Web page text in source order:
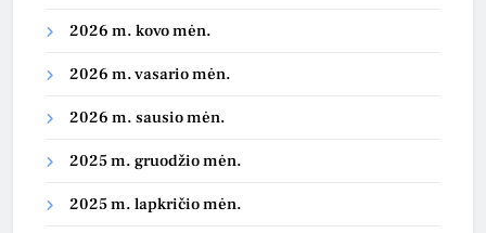
2026 m. kovo mėn.
2026 m. vasario mėn.
2026 m. sausio mėn.
2025 m. gruodžio mėn.
2025 m. lapkričio mėn.